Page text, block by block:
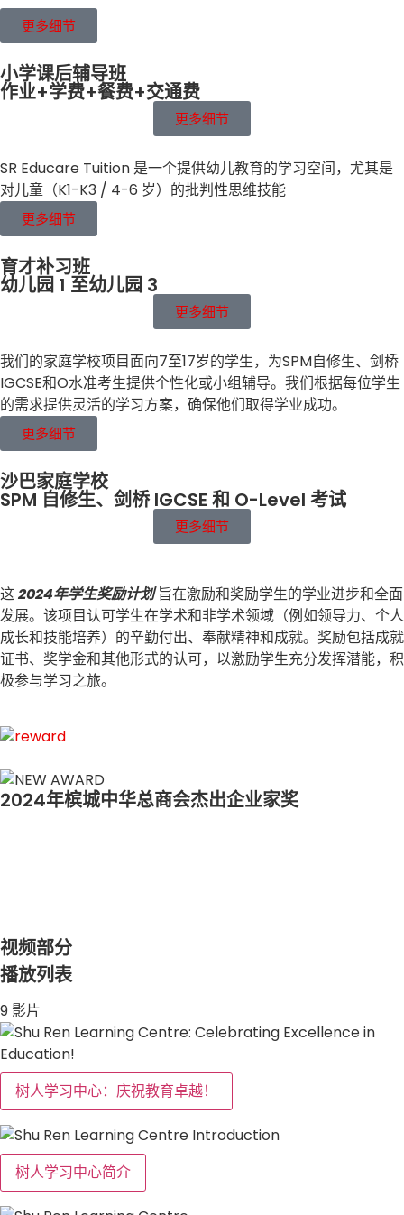
更多细节
小学课后辅导班
作业+学费+餐费+交通费
更多细节
SR Educare Tuition 是一个提供幼儿教育的学习空间，尤其是
对儿童（K1-K3 / 4-6 岁）的批判性思维技能
更多细节
育才补习班
幼儿园 1 至幼儿园 3
更多细节
我们的家庭学校项目面向7至17岁的学生，为SPM自修生、剑桥
IGCSE和O水准考生提供个性化或小组辅导。我们根据每位学生
的需求提供灵活的学习方案，确保他们取得学业成功。
更多细节
沙巴家庭学校
SPM 自修生、剑桥 IGCSE 和 O-Level 考试
更多细节
这2024年学生奖励计划旨在激励和奖励学生的学业进步和全面
发展。该项目认可学生在学术和非学术领域（例如领导力、个人
成长和技能培养）的辛勤付出、奉献精神和成就。奖励包括成就
证书、奖学金和其他形式的认可，以激励学生充分发挥潜能，积
极参与学习之旅。
2024年槟城中华总商会杰出企业家奖
视频部分
播放列表
9 影片
树人学习中心：庆祝教育卓越！
树人学习中心简介